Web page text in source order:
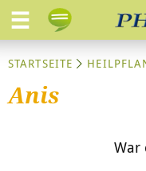
STARTSEITE
Anis
War